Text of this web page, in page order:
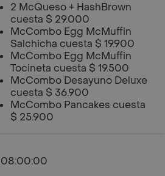
2 McQueso + HashBrown
cuesta $ 29.000
McCombo Egg McMuffin
Salchicha cuesta $ 19.900
McCombo Egg McMuffin
Tocineta cuesta $ 19.500
McCombo Desayuno Deluxe
cuesta $ 36.900
McCombo Pancakes cuesta
$ 25.900
08:00:00